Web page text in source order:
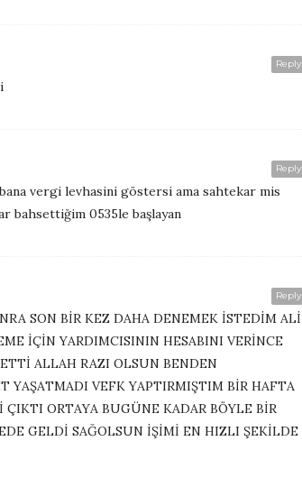
Reply
Reply
vergi levhasini göstersi ama sahtekar mis
bahsettiğim 0535le başlayan
Reply
SON BİR KEZ DAHA DENEMEK İSTEDİM ALİ
İÇİN YARDIMCISININ HESABINI VERİNCE
ALLAH RAZI OLSUN BENDEN
YAŞATMADI VEFK YAPTIRMIŞTIM BİR HAFTA
ORTAYA BUGÜNE KADAR BÖYLE BİR
GELDİ SAĞOLSUN İŞİMİ EN HIZLI ŞEKİLDE